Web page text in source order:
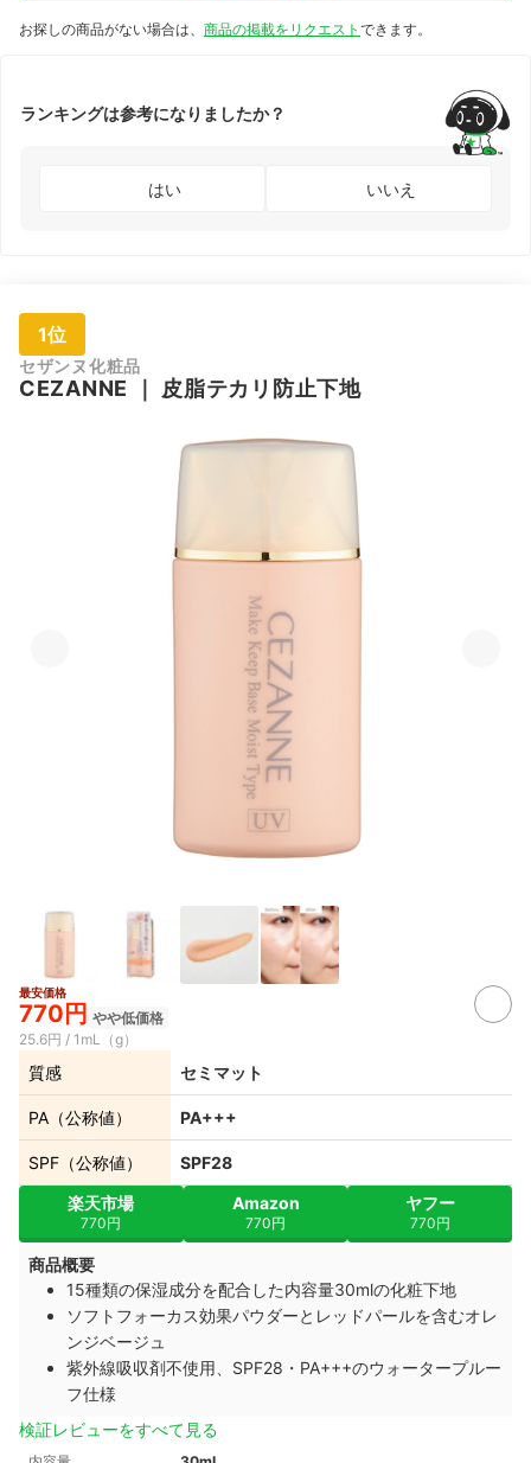
お探しの商品がない場合は、 商品の掲載をリクエスト できます。
ランキングは参考になりましたか？
はい いいえ
1位
セザンヌ化粧品
CEZANNE 皮脂テカリ防止下地
最安価格
770円 やや低価格
25.6円 / 1mL（g）
質感 セミマット
PA（公称値） PA+++
SPF（公称値）
SPF28
楽天市場
770円
Amazon
770円
ヤフー
770円
商品概要
15種類の保湿成分を配合した内容量30mlの化粧下地
ソフトフォーカス効果パウダーとレッドパールを含むオレ
ンジベージュ
紫外線吸収剤不使用、SPF28・PA+++のウォータープルー
フ仕様
検証レビューをすべて見る